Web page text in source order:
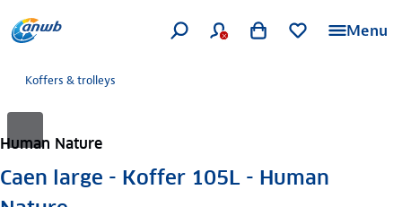
Menu
Koffers & trolleys
Human Nature
Caen large - Koffer 105L - Human